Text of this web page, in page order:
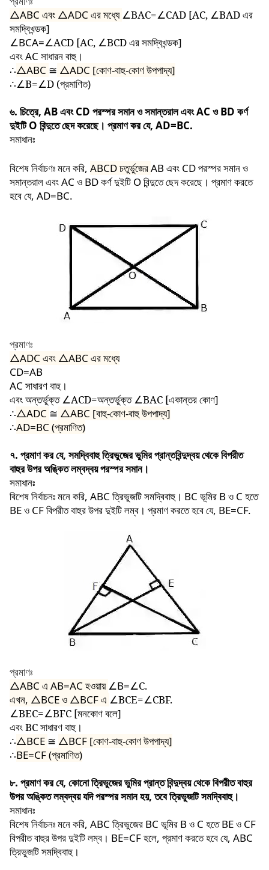
△ABC এবং △ADC এর মধ্যে∠BAC=∠CAD [AC, ∠BADএর
সমদ্বিখন্ডক]
∠BCA=∠ACD [AC, ∠BCDএর সমদ্বিখন্ডক]
এবং AC সাধারন বাহু।
∴△ABC ≅ △ADC [কোণ-বাহু-কোণ উপপাদ্য]
∴∠B=∠D (প্রমাণিত)
৬. চিত্রে, AB এবং CD পরস্পর সমান ও সমান্তরাল এবং AC ও BD কর্ণ
দুইটি O বিন্দুতে ছেদ করেছে। প্রমাণ কর যে, AD=BC.
সমাধানঃ
বিশেষ নির্বাচণঃ মনে করি, ABCD চতুর্ভুজেরAB এবং CD পরস্পর সমান ও
সমান্তরাল এবং AC ও BD কর্ণ দুইটি O বিন্দুতে ছেদ করেছে। প্রমাণ করতে
হবে যে, AD=BC.
প্রমাণঃ
△ADC এবং △ABC এর মধ্যে
CD=AB
AC সাধারণ বাহু।
এবং অন্তর্ভুক্ত∠ACD=অন্তর্ভুক্ত∠BAC [একান্তর কোণ]
∴△ADC ≅ △ABC [বাহু-কোণ-বাহু উপপাদ্য]
∴AD=BC (প্রমাণিত)
৭. প্রমাণ কর যে, সমদ্বিবাহু ত্রিভুজের ভুমির প্রান্তবিন্দুদ্বয় থেকে বিপরীত
বাহুর উপর অঙ্কিত লম্বদ্বয় পরস্পর সমান।
সমাধানঃ
বিশেষ নির্বাচনঃ মনে করি, ABC ত্রিভুজটি সমদ্বিবাহু। BC ভূমির B ও C হতে
BE ও CF বিপরীত বাহুর উপর দুইটি লম্ব। প্রমাণ করতে হবে যে, BE=CF.
প্রমাণঃ
△ABC এ AB=AC হওয়ায়∠B=∠C.
এখন, △BCEও△BCFএ ∠BCE=∠CBF.
∠BEC=∠BFC [মনকোণ বলে]
এবংBCসাধারণ বাহু।
∴△BCE ≅ △BCF [কোণ-বাহু-কোণ উপপাদ্য]
∴BE=CF (প্রমাণিত)
৮. প্রমাণ কর যে, কোনো ত্রিভুজের ভুমির প্রান্ত বিন্দুদ্বয় থেকে বিপরীত বাহুর
উপর অঙ্কিত লম্বদ্বয় যদি পরস্পর সমান হয়, তবে ত্রিভুজটি সমদ্বিবাহু।
সমাধানঃ
বিশেষ নির্বাচনঃ মনে করি, ABC ত্রিভুজের BC ভূমির B ও C হতে BE ও CF
বিপরীত বাহুর উপর দুইটি লম্ব। BE=CF হলে, প্রমাণ করতে হবে যে, ABC
ত্রিভুজটি সমদ্বিবাহু।